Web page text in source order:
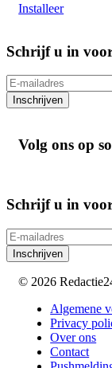
Installeer
Schrijf u in
Inschrijven
Volg ons op
Schrijf u in
Inschrijven
© 2026
Algemene
Privacy
Over ons
Contact